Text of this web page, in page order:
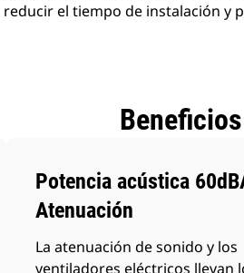
el tiempo de instalación y
Beneficios
Potencia acústica
Atenuación
La atenuación de sonido y los
ventiladores eléctricos llevan